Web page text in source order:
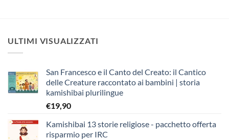
ULTIMI VISUALIZZATI
San Francesco e il Canto del Creato: il Cantico
delle Creature raccontato ai bambini | storia
kamishibai plurilingue
€19,90
Kamishibai 13 storie religiose - pacchetto offerta
risparmio per IRC